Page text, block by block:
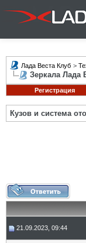
Лада Веста Клуб >
Зеркала Лада
Регистрация
Кузов и система
21.09.2023, 09:44